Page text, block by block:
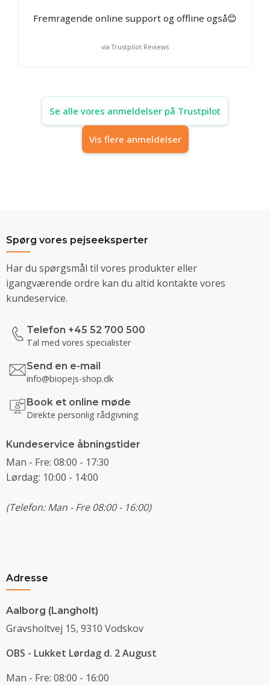
Fremragende online support og offline også😊
via Trustpilot Reviews
Se alle vores anmeldelser på Trustpilot
Vis flere anmeldelser
Spørg vores pejseeksperter
Har du spørgsmål til vores produkter eller
igangværende ordre kan du altid kontakte vores
kundeservice.
Telefon +45 52 700 500
Tal med vores specialister
Send en e-mail
info@biopejs-shop.dk
Book et online møde
Direkte personlig rådgivning
Kundeservice åbningstider
Man - Fre: 08:00 - 17:30
Lørdag: 10:00 - 14:00
(Telefon: Man - Fre 08:00 - 16:00)
Adresse
Aalborg (Langholt)
Gravsholtvej 15, 9310 Vodskov
OBS - Lukket Lørdag d. 2 August
Man - Fre: 08:00 - 16:00